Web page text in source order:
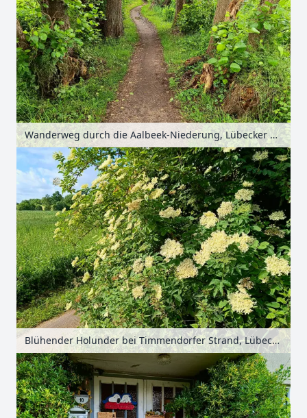
Wanderweg durch die Aalbeek-Niederung, Lübecker Bucht, Schleswig-Holstein, Deutschland
Blühender Holunder bei Timmendorfer Strand, Lübecker Bucht, Schleswig-Holstein, Deutschland